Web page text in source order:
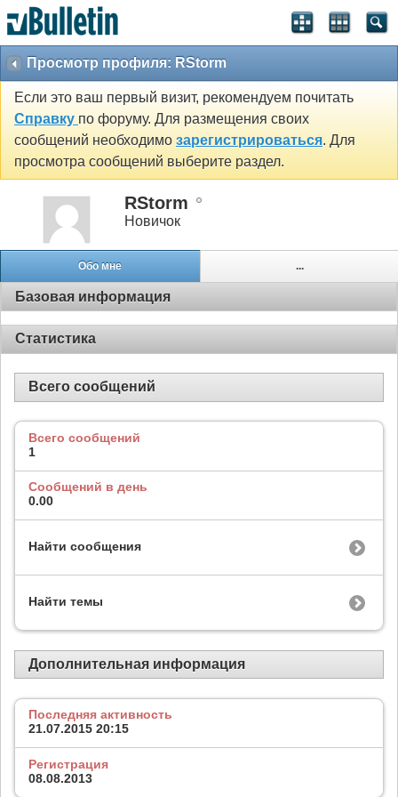
Просмотр профиля: RStorm
Если это ваш первый визит, рекомендуем почитать
Справку по форуму. Для размещения своих
сообщений необходимо зарегистрироваться. Для
просмотра сообщений выберите раздел.
RStorm
Новичок
Обо мне ...
Базовая информация
Статистика
Всего сообщений
Всего сообщений
1
Сообщений в день
0.00
Найти сообщения
Найти темы
Дополнительная информация
Последняя активность
21.07.2015 20:15
Регистрация
08.08.2013